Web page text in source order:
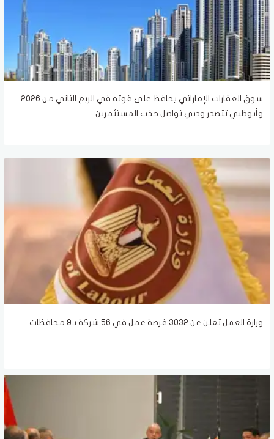
سوق العقارات الإماراتي يحافظ على قوته في الربع الثاني من 2026..
وأبوظبي تتصدر ودبي تواصل جذب المستثمرين
وزارة العمل تعلن عن 3032 فرصة عمل في 56 شركة بـ9 محافظات